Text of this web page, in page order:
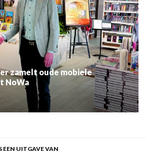
zamelt oude mobiele
NoWa
EEN UITGAVE VAN